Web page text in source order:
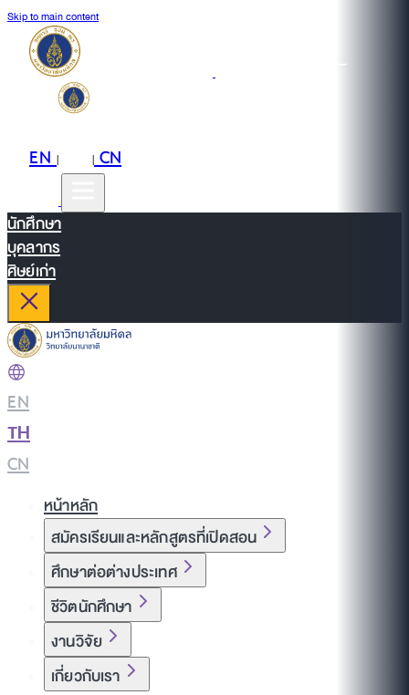
Skip to main content
EN| |CN
นักศึกษา
บุคลากร
ศิษย์เก่า
EN
TH
CN
หน้าหลัก
สมัครเรียนและหลักสูตรที่เปิดสอน
ศึกษาต่อต่างประเทศ
ชีวิตนักศึกษา
งานวิจัย
เกี่ยวกับเรา